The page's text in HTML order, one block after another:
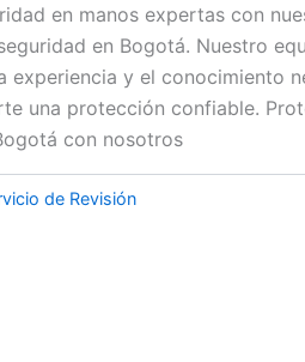
en manos expertas con
en Bogotá. Nuestro
experiencia y el conocimiento
una protección confiable.
con nosotros
de Revisión